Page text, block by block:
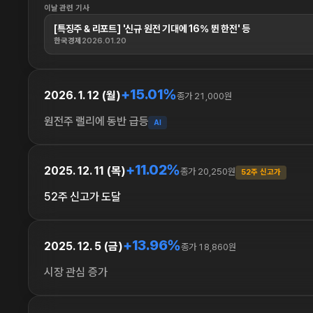
이날 관련 기사
[특징주 & 리포트] '신규 원전 기대에 16% 뛴 한전' 등
한국경제 2026.01.20
2026. 1. 12 (월)+15.01%종가 21,000원
원전주 랠리에 동반 급등 AI
2025. 12. 11 (목)+11.02%종가 20,250원 52주 신고가
52주 신고가 도달
2025. 12. 5 (금)+13.96%종가 18,860원
시장 관심 증가